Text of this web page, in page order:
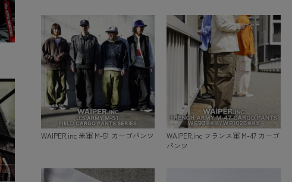
WAIPER.inc 米軍 M-51 カーゴパンツ
WAIPER.inc フランス軍 M-47 カーゴ
パンツ